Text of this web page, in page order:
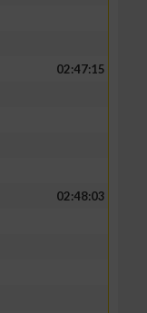
02:47:15
02:48:03